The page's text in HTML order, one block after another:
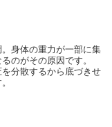
身体の重力が一部に集
のがその原因です。
分散するから底づきせ